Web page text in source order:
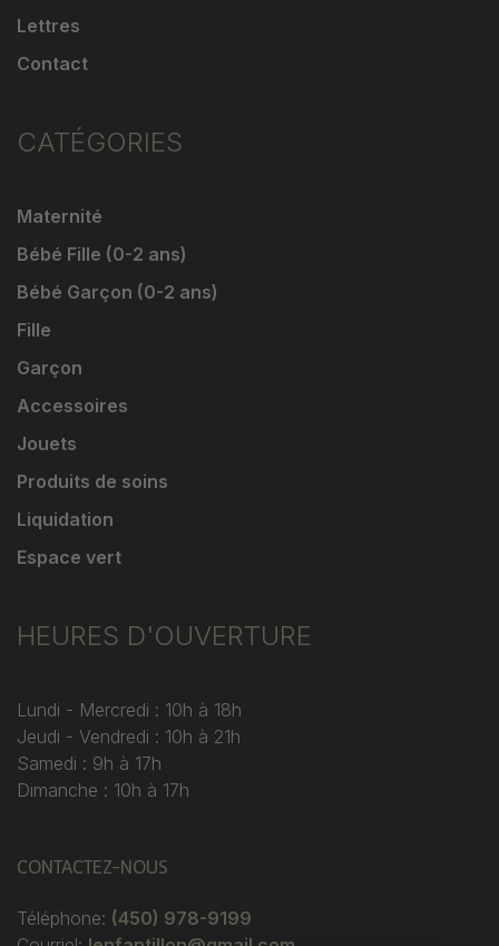
Lettres
Contact
CATÉGORIES
Maternité
Bébé Fille (0-2 ans)
Bébé Garçon (0-2 ans)
Fille
Garçon
Accessoires
Jouets
Produits de soins
Liquidation
Espace vert
HEURES D'OUVERTURE
Lundi - Mercredi : 10h à 18h
Jeudi - Vendredi : 10h à 21h
Samedi : 9h à 17h
Dimanche : 10h à 17h
CONTACTEZ-NOUS
Téléphone: (450) 978-9199